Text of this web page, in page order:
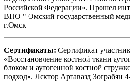
Российской Федерации». Прошел
ВПО " Омский государственный
г.Омск
Сертификаты: Сертификат
«Восстановление костной ткани
блоком и аутогенной костной
подход». Лектор Артавазд Зограбян